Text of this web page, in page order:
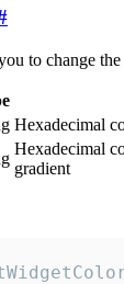
to change
Hexadecimal
Hexadecimal
gradient